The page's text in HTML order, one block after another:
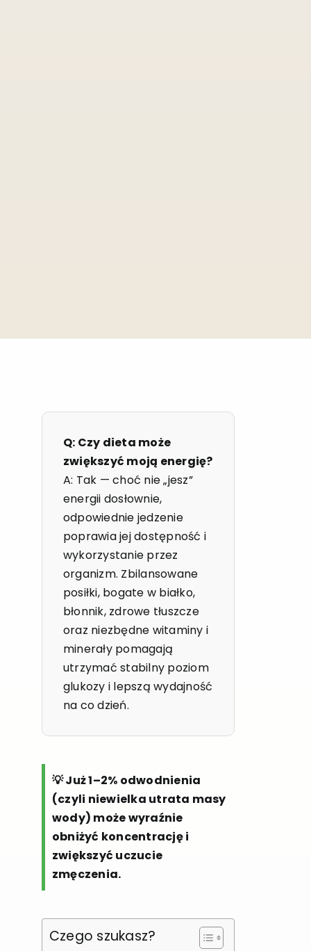
Q: Czy dieta może
zwiększyć moją energię?
A: Tak — choć nie „jesz”
energii dosłownie,
odpowiednie jedzenie
poprawia jej dostępność i
wykorzystanie przez
organizm. Zbilansowane
posiłki, bogate w białko,
błonnik, zdrowe tłuszcze
oraz niezbędne witaminy i
minerały pomagają
utrzymać stabilny poziom
glukozy i lepszą wydajność
na co dzień.
💡 Już 1–2% odwodnienia
(czyli niewielka utrata masy
wody) może wyraźnie
obniżyć koncentrację i
zwiększyć uczucie
zmęczenia.
Czego szukasz?